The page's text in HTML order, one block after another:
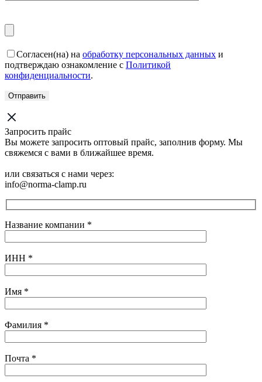
Согласен(на) на обработку персональных данных и
подтверждаю ознакомление с Политикой
конфиденциальности.
Запросить прайс
Вы можете запросить оптовый прайс, заполнив форму. Мы
свяжемся с вами в ближайшее время.
или связаться с нами через:
info@norma-clamp.ru
Название компании *
ИНН *
Имя *
Фамилия *
Почта *